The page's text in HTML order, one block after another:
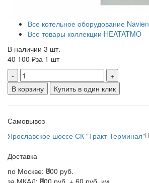
Все котельное оборудование Navien
Все товары коллекции HEATATMO
В наличии 3 шт.
40 100 ₽за 1 шт
-
+
В корзину
Купить в один клик
Самовывоз
Ярославское шоссе СК "Тракт-Терминал"
Доставка
по Москве: 800 руб.